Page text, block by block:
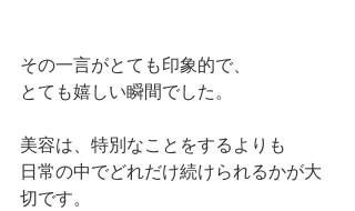
その一言がとても印象的で、
とても嬉しい瞬間でした。
美容は、特別なことをするよりも
日常の中でどれだけ続けられるかが大
切です。